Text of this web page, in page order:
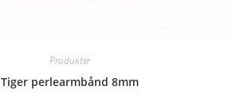
Produkter
Tiger perlearmbånd 8mm